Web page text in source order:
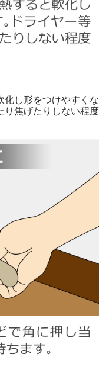
化し形をつけやすくな
り焦げたりしない程度